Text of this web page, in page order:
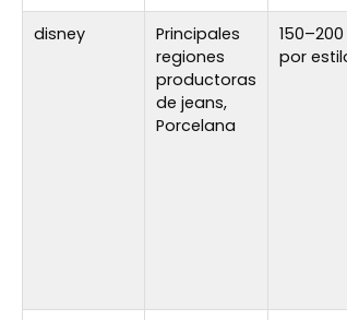
disney
Principales
regiones
productoras
de jeans,
Porcelana
por